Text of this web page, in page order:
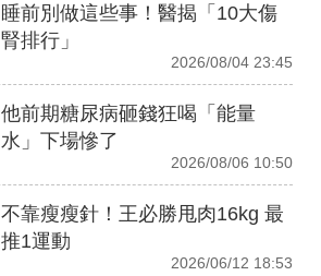
睡前別做這些事！醫揭「10大傷
腎排行」
2026/08/04 23:45
他前期糖尿病砸錢狂喝「能量
水」下場慘了
2026/08/06 10:50
不靠瘦瘦針！王必勝甩肉16kg 最
推1運動
2026/06/12 18:53